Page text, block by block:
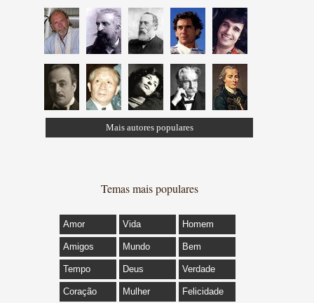
Mais autores populares
Temas mais populares
Amor Vida Homem
Amigos Mundo Bem
Tempo Deus Verdade
Coração Mulher Felicidade